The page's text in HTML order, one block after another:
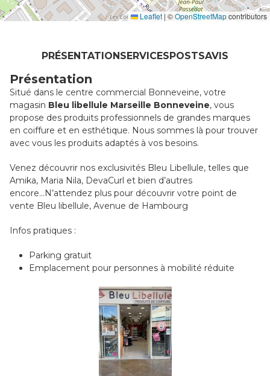
Leaflet | ©OpenStreetMapcontributors
PRÉSENTATIONSERVICESPOSTSAVIS
Présentation
Situé dans le centre commercial Bonneveine, votre
magasin Bleu libellule Marseille Bonneveine, vous
propose des produits professionnels de grandes marques
en coiffure et en esthétique. Nous sommes là pour trouver
avec vous les produits adaptés à vos besoins.
Venez découvrir nos exclusivités Bleu Libellule, telles que
Amika, Maria Nila, DevaCurl et bien d’autres
encore...N’attendez plus pour découvrir votre point de
vente Bleu libellule, Avenue de Hambourg
Infos pratiques :
Parking gratuit
Emplacement pour personnes à mobilité réduite